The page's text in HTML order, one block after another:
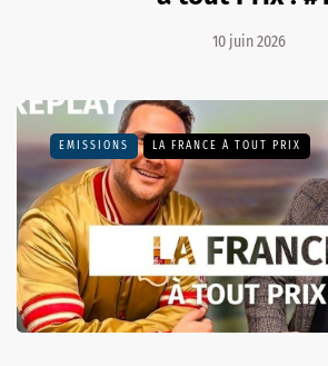
10 juin 2026
EMISSIONS LA FRANCE À TOUT PRIX